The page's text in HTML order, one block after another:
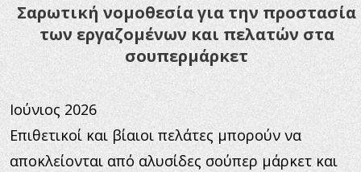
Σαρωτική νομοθεσία για την προστασία
των εργαζομένων και πελατών στα
σουπερμάρκετ
Ιούνιος 2026
Επιθετικοί και βίαιοι πελάτες μπορούν να
αποκλείονται από αλυσίδες σούπερ μάρκετ και